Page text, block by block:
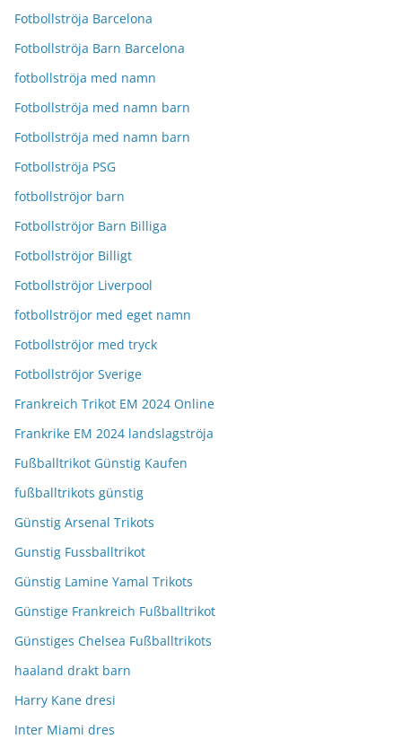
Fotbollströja Barcelona
Fotbollströja Barn Barcelona
fotbollströja med namn
Fotbollströja med namn barn
Fotbollströja med namn barn
Fotbollströja PSG
fotbollströjor barn
Fotbollströjor Barn Billiga
Fotbollströjor Billigt
Fotbollströjor Liverpool
fotbollströjor med eget namn
Fotbollströjor med tryck
Fotbollströjor Sverige
Frankreich Trikot EM 2024 Online
Frankrike EM 2024 landslagströja
Fußballtrikot Günstig Kaufen
fußballtrikots günstig
Günstig Arsenal Trikots
Gunstig Fussballtrikot
Günstig Lamine Yamal Trikots
Günstige Frankreich Fußballtrikot
Günstiges Chelsea Fußballtrikots
haaland drakt barn
Harry Kane dresi
Inter Miami dres